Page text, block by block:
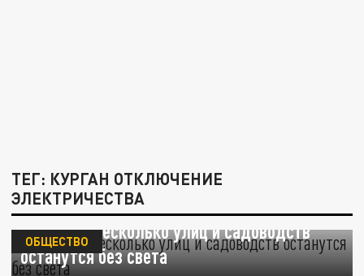
ТЕГ: КУРГАН ОТКЛЮЧЕНИЕ
ЭЛЕКТРИЧЕСТВА
В Кургане несколько улиц и садоводств
останутся без света
ОБЩЕСТВО